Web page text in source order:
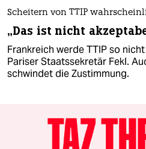
Scheitern von TTIP
„Das ist nicht
Frankreich werde TTIP so
Pariser Staatssekretär Fekl.
schwindet die Zustimmung.